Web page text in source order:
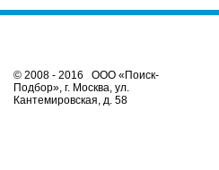
© 2008 - 2016 ООО «Поиск-
Подбор», г. Москва, ул.
Кантемировская, д. 58